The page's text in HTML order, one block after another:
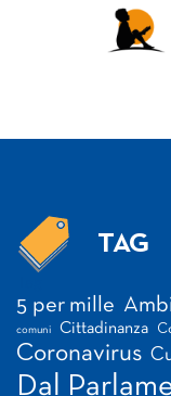
TAG
5 per mille
comuni Cittadinanza
Coronavirus
Dal